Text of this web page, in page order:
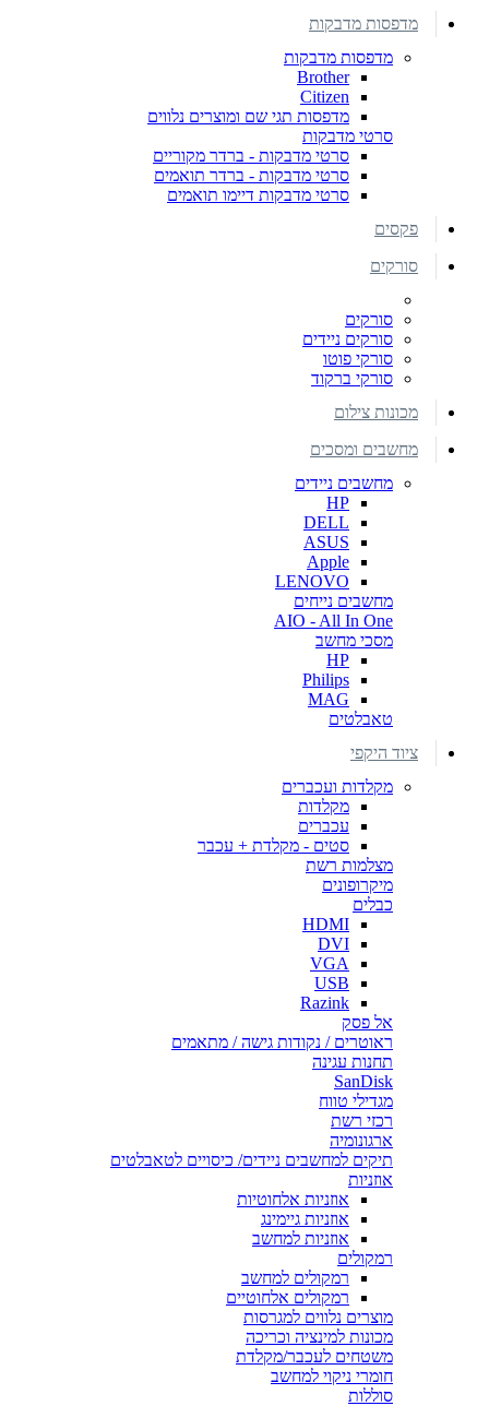
מדפסות מדבקות
מדפסות מדבקות
Brother
Citizen
מדפסות תגי שם ומוצרים נלווים
סרטי מדבקות
סרטי מדבקות - ברדר מקוריים
סרטי מדבקות - ברדר תואמים
סרטי מדבקות דיימו תואמים
פקסים
סורקים
סורקים
סורקים ניידים
סורקי פוטו
סורקי ברקוד
מכונות צילום
מחשבים ומסכים
מחשבים ניידים
HP
DELL
ASUS
Apple
LENOVO
מחשבים נייחים
AIO - All In One
מסכי מחשב
HP
Philips
MAG
טאבלטים
ציוד היקפי
מקלדות ועכברים
מקלדות
עכברים
סטים - מקלדת + עכבר
מצלמות רשת
מיקרופונים
כבלים
HDMI
DVI
VGA
USB
Razink
אל פסק
ראוטרים / נקודות גישה / מתאמים
תחנות עגינה
SanDisk
מגדילי טווח
רכזי רשת
ארגונומיה
תיקים למחשבים ניידים/ כיסויים לטאבלטים
אוזניות
אוזניות אלחוטיות
אוזניות גיימינג
אוזניות למחשב
רמקולים
רמקולים למחשב
רמקולים אלחוטיים
מוצרים נלווים למגרסות
מכונות למינציה וכריכה
משטחים לעכבר/מקלדת
חומרי ניקוי למחשב
סוללות